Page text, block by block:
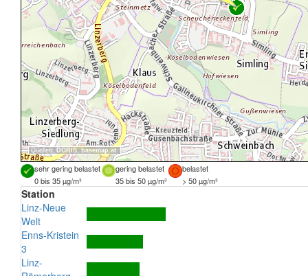
Quellen: DORIS, basemap.at
sehr gering belastet gering belastet
belastet
0 bis 35 µg/m³
35 bis 50 µg/m³ > 50 µg/m³
Station
Linz-Neue
Welt
Enns-Kristein
3
Linz-